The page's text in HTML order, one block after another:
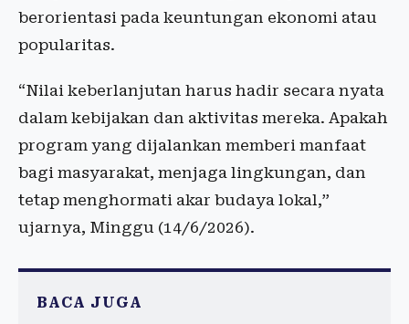
berorientasi pada keuntungan ekonomi atau
popularitas.
“Nilai keberlanjutan harus hadir secara nyata
dalam kebijakan dan aktivitas mereka. Apakah
program yang dijalankan memberi manfaat
bagi masyarakat, menjaga lingkungan, dan
tetap menghormati akar budaya lokal,”
ujarnya, Minggu (14/6/2026).
BACA JUGA